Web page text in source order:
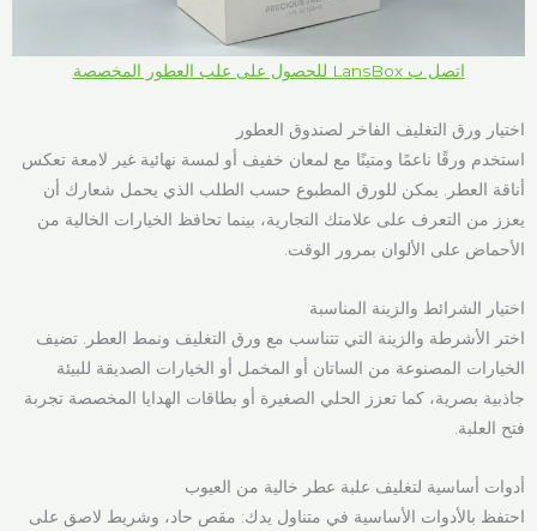
اتصل ب LansBox للحصول على علب العطور المخصصة
اختيار ورق التغليف الفاخر لصندوق العطور
استخدم ورقًا ناعمًا ومتينًا مع لمعان خفيف أو لمسة نهائية غير لامعة تعكس
أناقة العطر. يمكن للورق المطبوع حسب الطلب الذي يحمل شعارك أن
يعزز من التعرف على علامتك التجارية، بينما تحافظ الخيارات الخالية من
الأحماض على الألوان بمرور الوقت.
اختيار الشرائط والزينة المناسبة
اختر الأشرطة والزينة التي تتناسب مع ورق التغليف ونمط العطر. تضيف
الخيارات المصنوعة من الساتان أو المخمل أو الخيارات الصديقة للبيئة
جاذبية بصرية، كما تعزز الحلي الصغيرة أو بطاقات الهدايا المخصصة تجربة
فتح العلبة.
أدوات أساسية لتغليف علبة عطر خالية من العيوب
احتفظ بالأدوات الأساسية في متناول يدك: مقص حاد، وشريط لاصق على